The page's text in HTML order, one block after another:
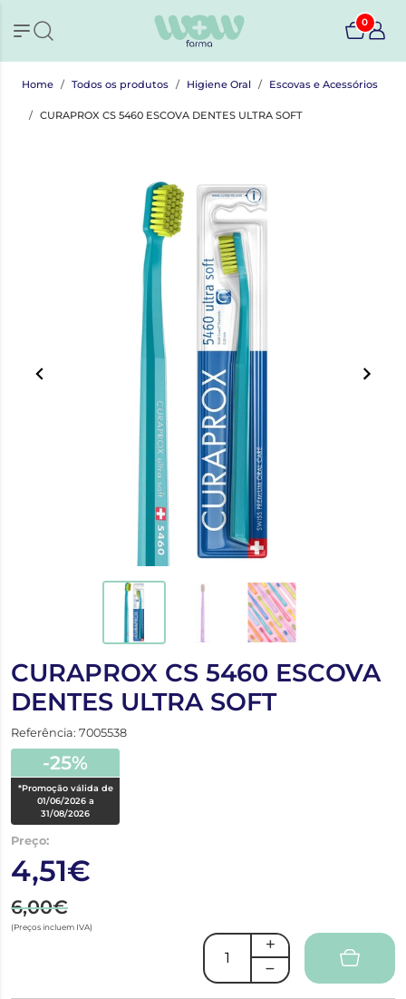
0
Home Todos os produtos Higiene Oral Escovas e Acessórios
CURAPROX CS 5460 ESCOVA DENTES ULTRA SOFT
CURAPROX CS 5460 ESCOVA
DENTES ULTRA SOFT
Referência: 7005538
-25%
*Promoção válida de
01/06/2026 a
31/08/2026
Preço:
4,51€
6,00€
(Preços incluem IVA)